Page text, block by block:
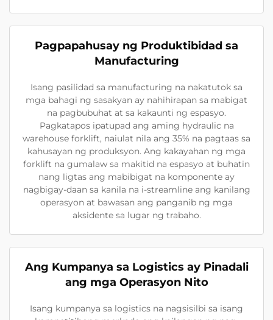
Pagpapahusay ng Produktibidad sa
Manufacturing
Isang pasilidad sa manufacturing na nakatutok sa
mga bahagi ng sasakyan ay nahihirapan sa mabigat
na pagbubuhat at sa kakaunti ng espasyo.
Pagkatapos ipatupad ang aming hydraulic na
warehouse forklift, naiulat nila ang 35% na pagtaas sa
kahusayan ng produksyon. Ang kakayahan ng mga
forklift na gumalaw sa makitid na espasyo at buhatin
nang ligtas ang mabibigat na komponente ay
nagbigay-daan sa kanila na i-streamline ang kanilang
operasyon at bawasan ang panganib ng mga
aksidente sa lugar ng trabaho.
Ang Kumpanya sa Logistics ay Pinadali
ang mga Operasyon Nito
Isang kumpanya sa logistics na nagsisilbi sa isang